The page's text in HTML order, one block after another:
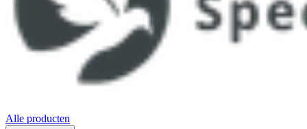
Alle producten